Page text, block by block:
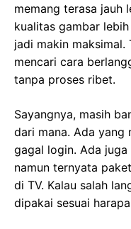
memang terasa jauh
kualitas gambar
jadi makin maksimal.
mencari cara
tanpa proses ribet.
Sayangnya, masih
dari mana. Ada yang
gagal login. Ada
namun ternyata
di TV. Kalau salah
dipakai sesuai